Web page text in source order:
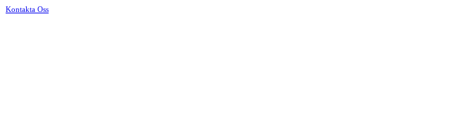
Kontakta Oss